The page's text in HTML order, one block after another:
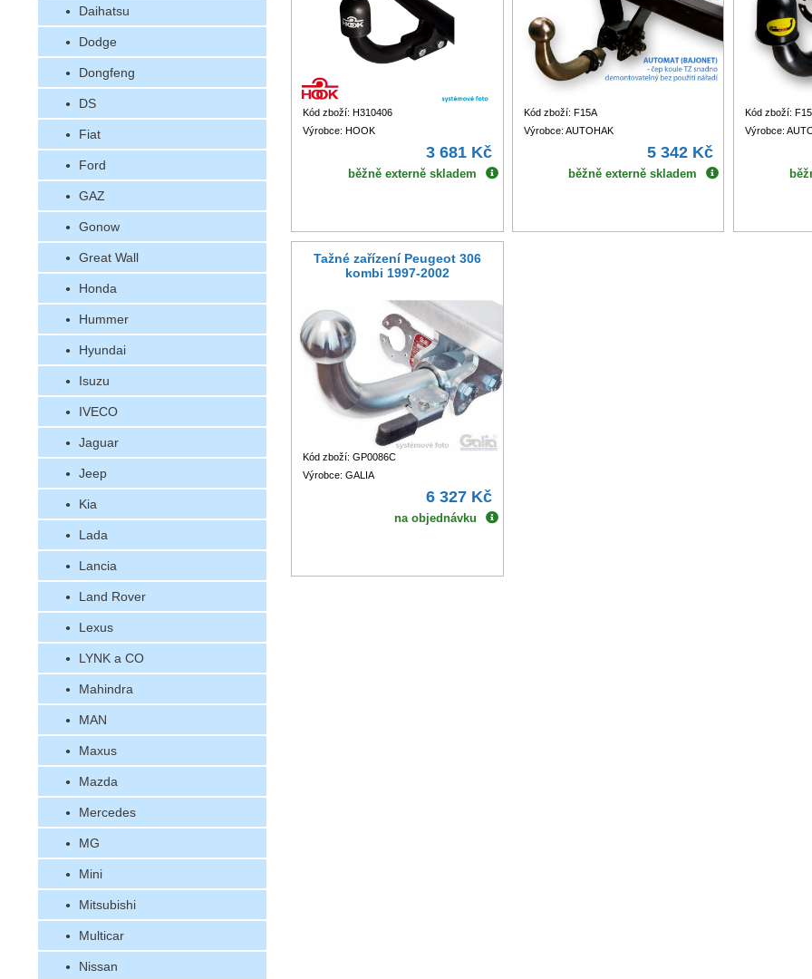
Daihatsu
Dodge
Dongfeng
DS
Fiat
Ford
GAZ
Gonow
Great Wall
Honda
Hummer
Hyundai
Isuzu
IVECO
Jaguar
Jeep
Kia
Lada
Lancia
Land Rover
Lexus
LYNK a CO
Mahindra
MAN
Maxus
Mazda
Mercedes
MG
Mini
Mitsubishi
Multicar
Nissan
Kód zboží: H310406
Výrobce: HOOK
3 681 Kč
běžně externě skladem
Kód zboží: F15A
Výrobce: AUTOHAK
5 342 Kč
běžně externě skladem
Kód zboží: F15
Výrobce:
Tažné zařízení Peugeot 306
kombi 1997-2002
Kód zboží: GP0086C
Výrobce: GALIA
6 327 Kč
na objednávku